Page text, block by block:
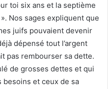
toi six ans et la septième
Nos sages expliquent que
juifs pouvaient devenir
dépensé tout l’argent
pas rembourser sa dette.
de grosses dettes et qui
besoins et ceux de sa